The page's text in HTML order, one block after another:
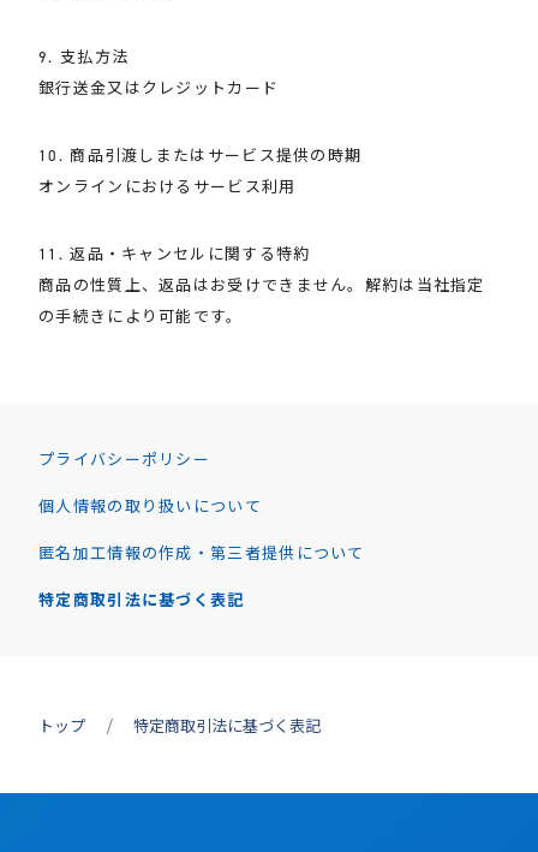
9. 支払方法
銀行送金又はクレジットカード
10. 商品引渡しまたはサービス提供の時期
オンラインにおけるサービス利用
11. 返品・キャンセルに関する特約
商品の性質上、返品はお受けできません。解約は当社指定
の手続きにより可能です。
プライバシーポリシー
個人情報の取り扱いについて
匿名加工情報の作成・第三者提供について
特定商取引法に基づく表記
トップ 特定商取引法に基づく表記